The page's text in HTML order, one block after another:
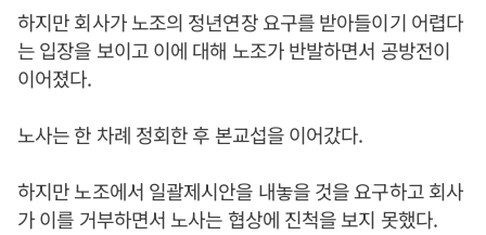
하지만 회사가 노조의 정년연장 요구를 받아들이기 어렵다
는 입장을 보이고 이에 대해 노조가 반발하면서 공방전이
이어졌다.
노사는 한 차례 정회한 후 본교섭을 이어갔다.
하지만 노조에서 일괄제시안을 내놓을 것을 요구하고 회사
가 이를 거부하면서 노사는 협상에 진척을 보지 못했다.